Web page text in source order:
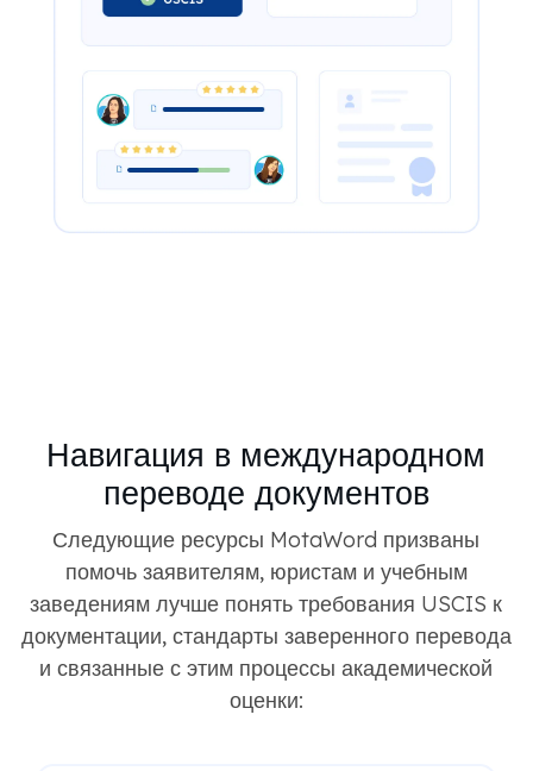
Навигация в международном
переводе документов
Следующие ресурсы MotaWord призваны
помочь заявителям, юристам и учебным
заведениям лучше понять требования USCIS к
документации, стандарты заверенного перевода
и связанные с этим процессы академической
оценки: